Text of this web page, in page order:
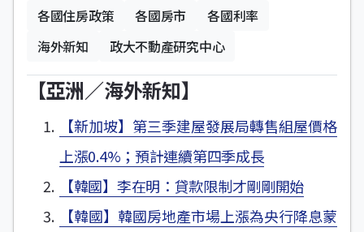
各國住房政策 各國房市
各國利率
海外新知
政大不動產研究中心
【亞洲／海外新知】
【新加坡】第三季建屋發展局轉售組屋價格
上漲0.4%；預計連續第四季成長
【韓國】李在明：貸款限制才剛剛開始
【韓國】韓國房地產市場上漲為央行降息蒙